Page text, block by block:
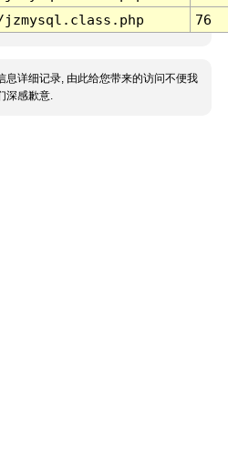
76
息详细记录, 由此给您带来的访问不便我
深感歉意.